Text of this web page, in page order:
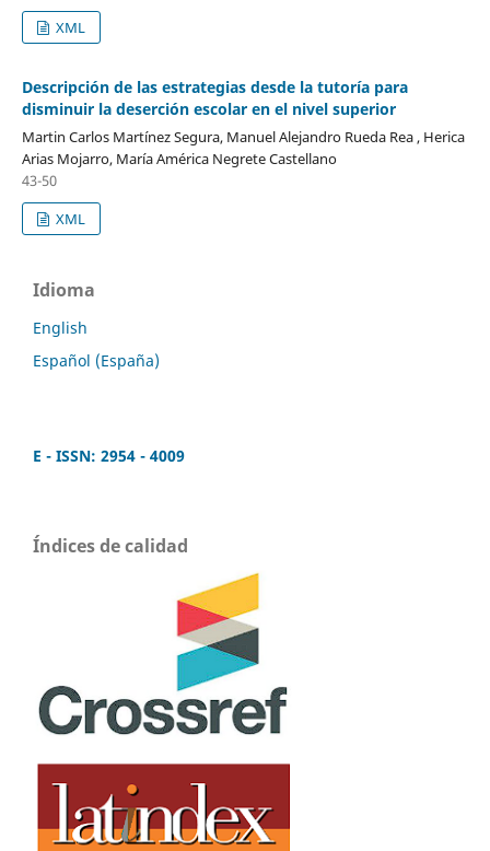
XML
Descripción de las estrategias desde la tutoría para
disminuir la deserción escolar en el nivel superior
Martin Carlos Martínez Segura, Manuel Alejandro Rueda Rea , Herica
Arias Mojarro, María América Negrete Castellano
43-50
XML
Idioma
English
Español (España)
E - ISSN: 2954 - 4009
Índices de calidad